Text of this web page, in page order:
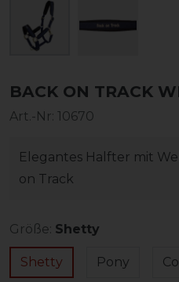
BACK ON TRACK
Art.-Nr: 10670
Elegantes Halfter mit
on Track
Größe: Shetty
Shetty Pony